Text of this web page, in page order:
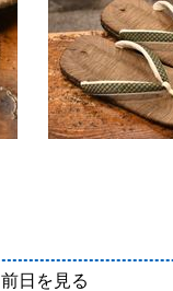
前日を見る